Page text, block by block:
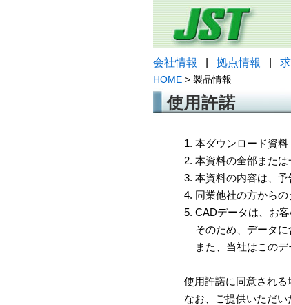
会社情報 拠点情報
HOME > 製品情報
使用許諾
1. 本ダウンロード資
2. 本資料の全部また
3. 本資料の内容は、
4. 同業他社の方からの
5. CADデータは、お
そのため、データに
また、当社はこのデ
使用許諾に同意される
なお、ご提供いただい